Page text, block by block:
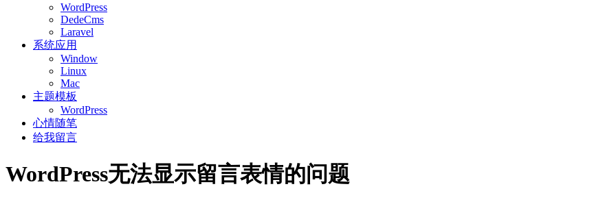
WordPress
DedeCms
Laravel
系统应用
Window
Linux
Mac
主题模板
WordPress
心情随笔
给我留言
WordPress无法显示留言表情的问题